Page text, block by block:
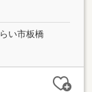
い市板橋